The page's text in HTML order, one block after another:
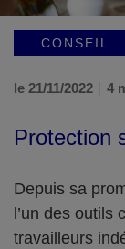
CONSEIL
le 21/11/2022 4
Protection
Depuis sa
l’un des
travailleurs